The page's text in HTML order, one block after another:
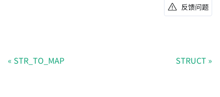
反馈问题
STR_TO_MAP STRUCT